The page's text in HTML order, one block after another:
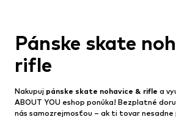
Pánske skate
rifle
Nakupuj pánske skate nohavice & rifle a
ABOUT YOU eshop ponúka! Bezplatné
nás samozrejmosťou – ak ti tovar